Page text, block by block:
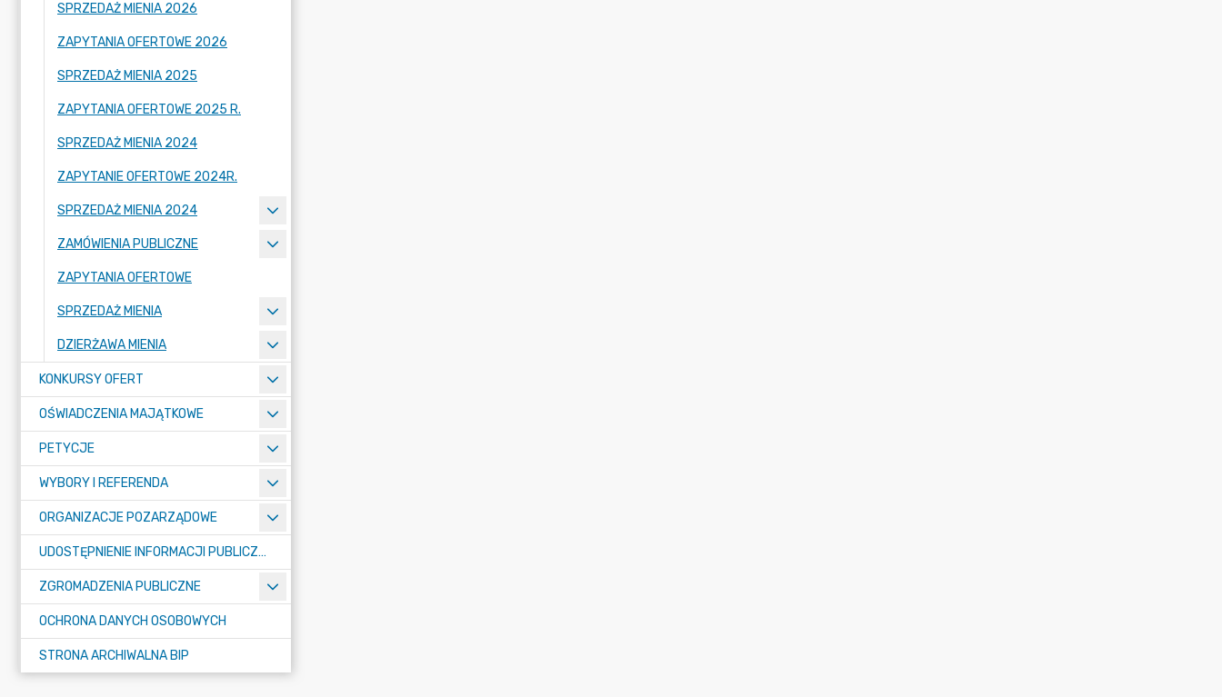
SPRZEDAŻ MIENIA 2026
ZAPYTANIA OFERTOWE 2026
SPRZEDAŻ MIENIA 2025
ZAPYTANIA OFERTOWE 2025 R.
SPRZEDAŻ MIENIA 2024
ZAPYTANIE OFERTOWE 2024R.
SPRZEDAŻ MIENIA 2024
ZAMÓWIENIA PUBLICZNE
ZAPYTANIA OFERTOWE
SPRZEDAŻ MIENIA
DZIERŻAWA MIENIA
KONKURSY OFERT
OŚWIADCZENIA MAJĄTKOWE
PETYCJE
WYBORY I REFERENDA
ORGANIZACJE POZARZĄDOWE
UDOSTĘPNIENIE INFORMACJI PUBLICZNEJ
ZGROMADZENIA PUBLICZNE
OCHRONA DANYCH OSOBOWYCH
STRONA ARCHIWALNA BIP